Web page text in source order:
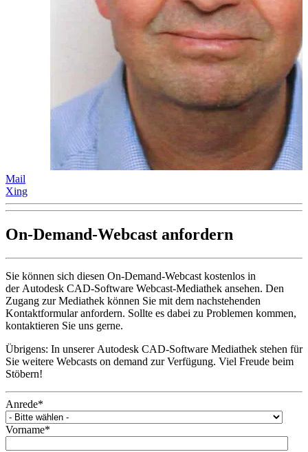
Mail
Xing
On-Demand-Webcast anfordern
Sie können sich diesen On-Demand-Webcast kostenlos in
der Autodesk CAD-Software Webcast-Mediathek ansehen. Den
Zugang zur Mediathek können Sie mit dem nachstehenden
Kontaktformular anfordern. Sollte es dabei zu Problemen kommen,
kontaktieren Sie uns gerne.
Übrigens: In unserer Autodesk CAD-Software Mediathek stehen für
Sie weitere Webcasts on demand zur Verfügung. Viel Freude beim
Stöbern!
Anrede*
Vorname*